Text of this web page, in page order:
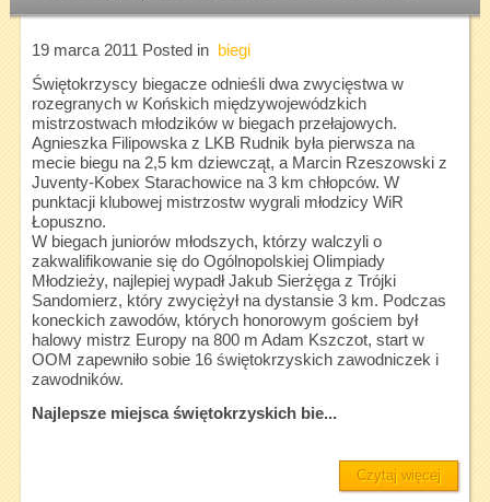
19 marca 2011 Posted in
biegi
Świętokrzyscy biegacze odnieśli dwa zwycięstwa w
rozegranych w Końskich międzywojewódzkich
mistrzostwach młodzików w biegach przełajowych.
Agnieszka Filipowska z LKB Rudnik była pierwsza na
mecie biegu na 2,5 km dziewcząt, a Marcin Rzeszowski z
Juventy-Kobex Starachowice na 3 km chłopców. W
punktacji klubowej mistrzostw wygrali młodzicy WiR
Łopuszno.
W biegach juniorów młodszych, którzy walczyli o
zakwalifikowanie się do Ogólnopolskiej Olimpiady
Młodzieży, najlepiej wypadł Jakub Sierżęga z Trójki
Sandomierz, który zwyciężył na dystansie 3 km. Podczas
koneckich zawodów, których honorowym gościem był
halowy mistrz Europy na 800 m Adam Kszczot, start w
OOM zapewniło sobie 16 świętokrzyskich zawodniczek i
zawodników.
Najlepsze miejsca świętokrzyskich bie...
Czytaj więcej